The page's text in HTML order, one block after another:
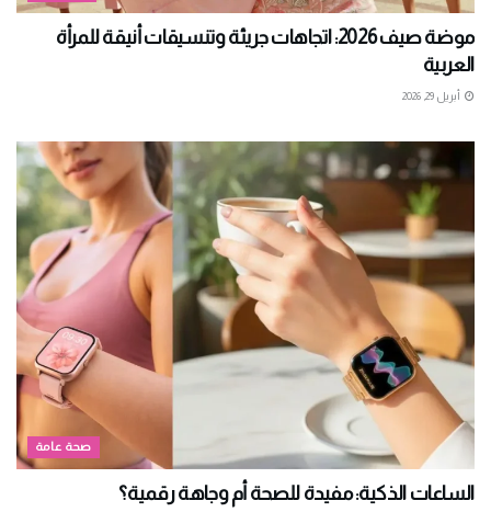
موضة صيف 2026: اتجاهات جريئة وتنسيقات أنيقة للمرأة
العربية
أبريل 29, 2026
صحة عامة
الساعات الذكية: مفيدة للصحة أم وجاهة رقمية؟